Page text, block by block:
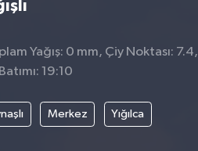
Yağış: 0 mm, Çiy Noktası: 7.4,
19:10
Merkez Yığılca